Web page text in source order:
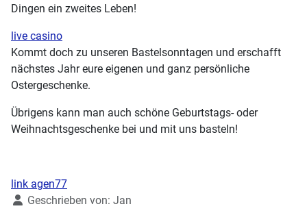
Dingen ein zweites Leben!
live casino
Kommt doch zu unseren Bastelsonntagen und erschafft
nächstes Jahr eure eigenen und ganz persönliche
Ostergeschenke.
Übrigens kann man auch schöne Geburtstags- oder
Weihnachtsgeschenke bei und mit uns basteln!
link agen77
DetailsGeschrieben von: Jan